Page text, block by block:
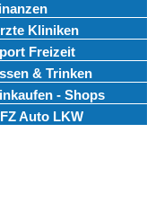
Kliniken
Freizeit
& Trinken
- Shops
Auto LKW